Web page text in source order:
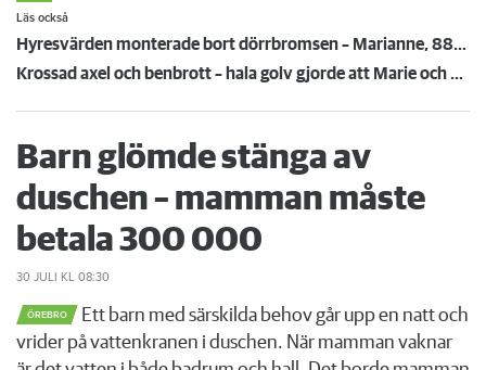
Läs också
Hyresvärden monterade bort dörrbromsen – Marianne, 88, föll och skadades allvarligt
Krossad axel och benbrott – hala golv gjorde att Marie och Lena hamnade på akuten
Barn glömde stänga av
duschen – mamman måste
betala 300 000
30 JULI KL 08:30
ÖREBRO
Ett barn med särskilda behov går upp en natt och
vrider på vattenkranen i duschen. När mamman vaknar